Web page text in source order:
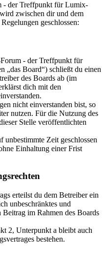
- der Treffpunkt für Lumix-
zwischen dir und dem
geschlossen:
- der Treffpunkt für
„das Board“) schließt du einen
des Boards ab (im
dich mit den
nicht einverstanden bist, so
nutzen. Für die Nutzung des
Stelle veröffentlichten
Zeit geschlossen
Einhaltung einer Frist
erteilst du dem Betreiber ein
unbeschränktes und
im Rahmen des Boards
2, Unterpunkt a bleibt auch
bestehen.